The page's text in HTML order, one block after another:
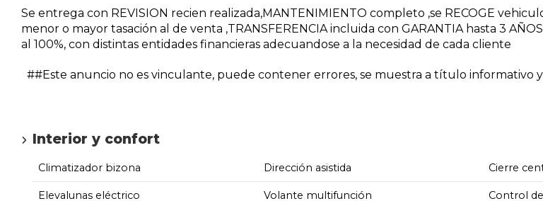
Se entrega con REVISION recien realizada,MANTENIMIENTO completo ,se RECOGE
menor o mayor tasación al de venta ,TRANSFERENCIA incluida con GARANTIA hasta 3
al 100%, con distintas entidades financieras adecuandose a la necesidad de cada cliente
##Este anuncio no es vinculante, puede contener errores, se muestra a título informativo
Interior y confort
Climatizador bizona Dirección asistida Cierre
Elevalunas eléctrico Volante multifunción Control